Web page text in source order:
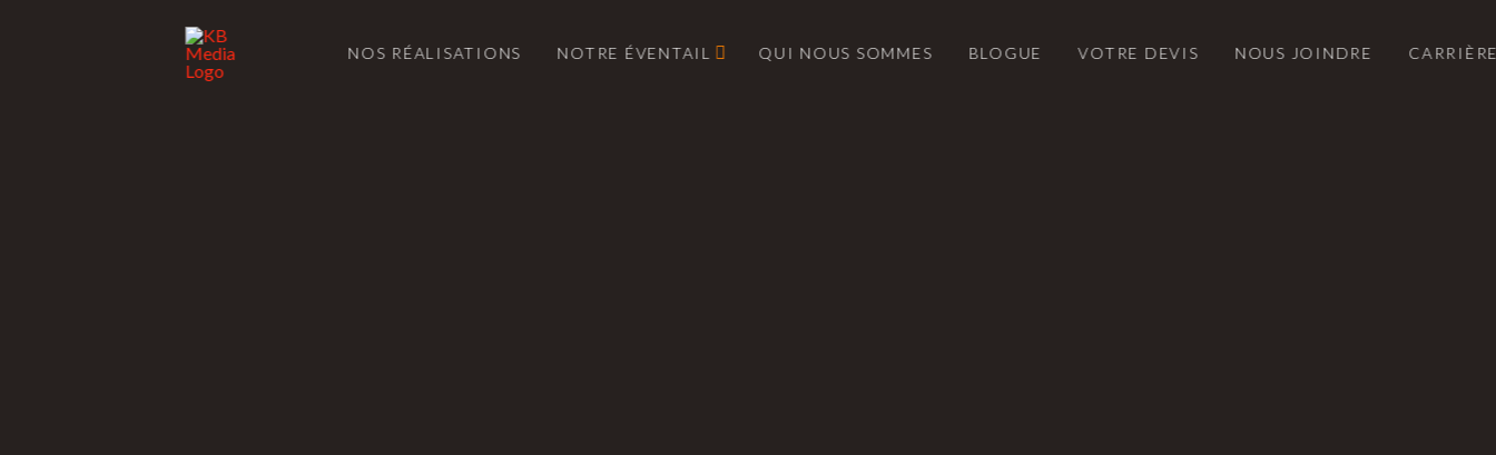
NOS RÉALISATIONS NOTRE ÉVENTAIL QUI NOUS SOMMES BLOGUE VOTRE DEVIS NOUS JOINDRE